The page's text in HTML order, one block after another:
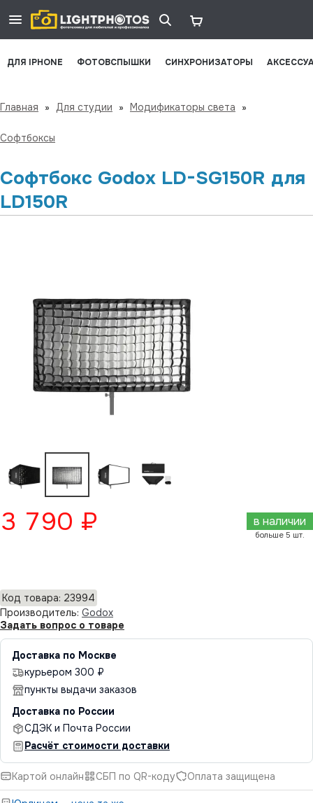
ДЛЯ IPHONE ФОТОВСПЫШКИ СИНХРОНИЗАТОРЫ
Главная » Для студии » Модификаторы света »
Софтбоксы
Софтбокс Godox LD-SG150R для
LD150R
3 790 ₽ в наличии
больше 5 шт.
Код товара: 23994
Производитель: Godox
Задать вопрос о товаре
Доставка по Москве
курьером 300 ₽
пункты выдачи заказов
Доставка по России
СДЭК и Почта России
Расчёт стоимости доставки
Картой онлайн СБП по QR-коду Оплата защищена